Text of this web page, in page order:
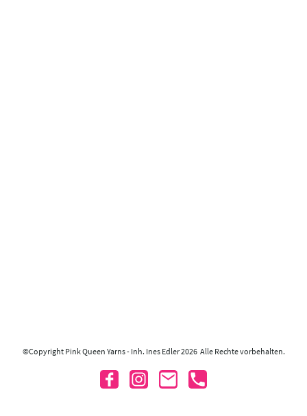
©Copyright Pink Queen Yarns - Inh. Ines Edler 2026 Alle Rechte vorbehalten.